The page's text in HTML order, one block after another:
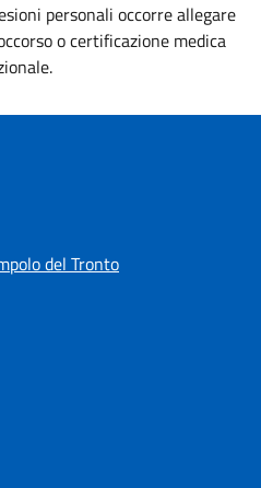
personali occorre allegare
o certificazione medica
del Tronto